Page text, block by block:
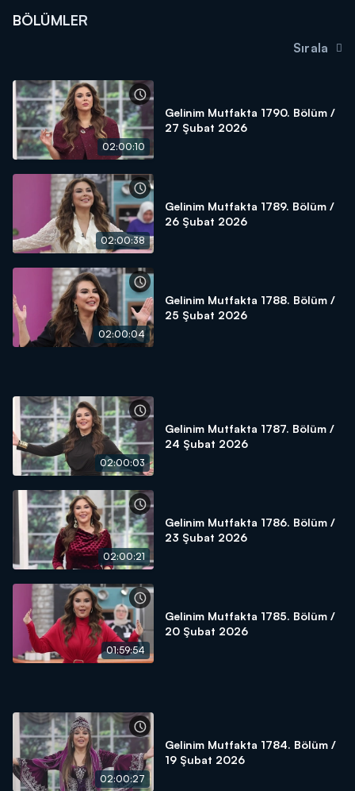
DİĞER SONUÇLAR
BÖLÜMLER
Sırala
02:00:10
Gelinim Mutfakta 1790. Bölüm /
27 Şubat 2026
02:00:38
Gelinim Mutfakta 1789. Bölüm /
26 Şubat 2026
02:00:04
Gelinim Mutfakta 1788. Bölüm /
25 Şubat 2026
02:00:03
Gelinim Mutfakta 1787. Bölüm /
24 Şubat 2026
02:00:21
Gelinim Mutfakta 1786. Bölüm /
23 Şubat 2026
01:59:54
Gelinim Mutfakta 1785. Bölüm /
20 Şubat 2026
02:00:27
Gelinim Mutfakta 1784. Bölüm /
19 Şubat 2026